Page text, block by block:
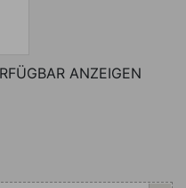
ANZEIGEN
Sie das